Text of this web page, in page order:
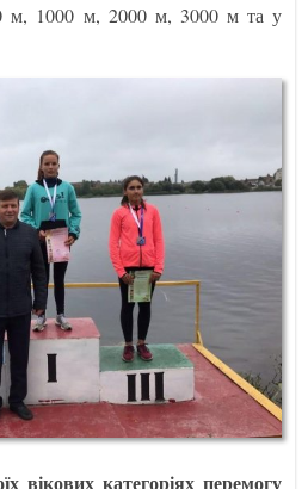
м, 1000 м, 2000 м, 3000 м та у
вікових категоріях перемогу